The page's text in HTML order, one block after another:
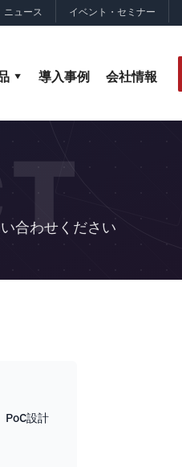
ニュース イベント・セミナー
導入事例 会社情報
合わせください
PoC設計